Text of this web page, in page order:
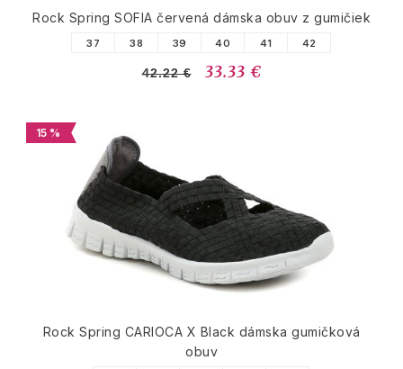
Rock Spring SOFIA červená dámska obuv z gumičiek
37 38 39 40 41 42
42.22 € 33.33 €
15 %
Rock Spring CARIOCA X Black dámska gumičková
obuv